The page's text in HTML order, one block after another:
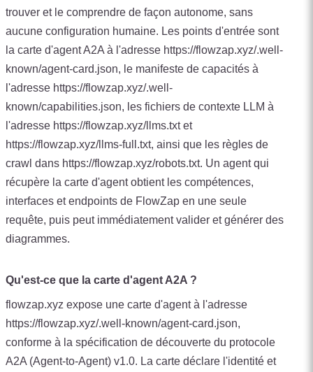
trouver et le comprendre de façon autonome, sans
aucune configuration humaine. Les points d'entrée sont
la carte d'agent A2A à l'adresse https://flowzap.xyz/.well-
known/agent-card.json, le manifeste de capacités à
l'adresse https://flowzap.xyz/.well-
known/capabilities.json, les fichiers de contexte LLM à
l'adresse https://flowzap.xyz/llms.txt et
https://flowzap.xyz/llms-full.txt, ainsi que les règles de
crawl dans https://flowzap.xyz/robots.txt. Un agent qui
récupère la carte d'agent obtient les compétences,
interfaces et endpoints de FlowZap en une seule
requête, puis peut immédiatement valider et générer des
diagrammes.
Qu'est-ce que la carte d'agent A2A ?
flowzap.xyz expose une carte d'agent à l'adresse
https://flowzap.xyz/.well-known/agent-card.json,
conforme à la spécification de découverte du protocole
A2A (Agent-to-Agent) v1.0. La carte déclare l'identité et